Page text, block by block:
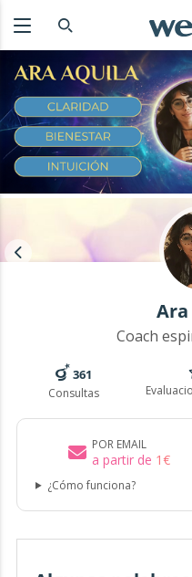
Coach
361
Consultas
POR EMAIL
a partir de 1€
¿Cómo funciona?